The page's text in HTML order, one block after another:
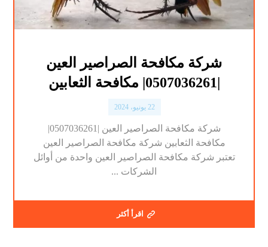
شركة مكافحة الصراصير العين
|0507036261| مكافحة الثعابين
22 يونيو، 2024
شركة مكافحة الصراصير العين |0507036261|
مكافحة الثعابين شركة مكافحة الصراصير العين
تعتبر شركة مكافحة الصراصير العين واحدة من أوائل
الشركات ...
اقرأ أكثر